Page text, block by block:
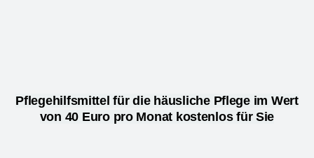
Pflegehilfsmittel für die häusliche Pflege im Wert
von 40 Euro pro Monat kostenlos für Sie